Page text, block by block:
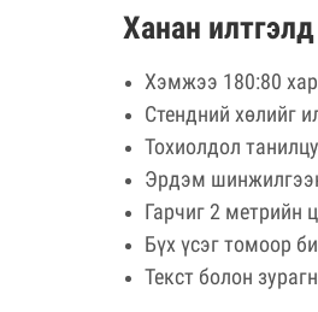
Ханан
Хэмжээ 180:80
Стендний хөлийг
Тохиолдол
Эрдэм
Гарчиг 2 метрийн
Бүх үсэг томоор
Текст болон